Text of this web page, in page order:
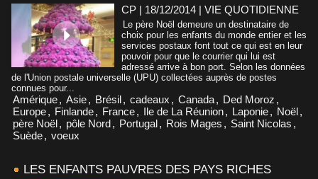
CP | 18/12/2014 | VIE QUOTIDIENNE
Le père Noël demeure un destinataire de
choix pour les enfants du monde entier et les
services postaux font tout ce qui est en leur
pouvoir pour que le courrier qui lui est
adressé arrive à bon port. Selon les données
de l'Union postale universelle (UPU) collectées auprès de postes
connues pour...
Amérique, Asie, Brésil, cadeaux , Canada, Ded Moroz ,
Europe, Finlande, France, Ile de La Réunion, Laponie, Noël,
père Noël, pôle Nord, Portugal, Rois Mages , Saint Nicolas ,
Suède, voeux
LES ENFANTS PAUVRES DES PAYS RICHES